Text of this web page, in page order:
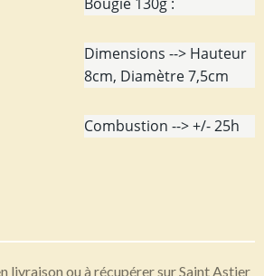
Dimensions --> Hauteur
8cm, Diamètre 7,5cm
Combustion --> +/- 25h
livraison ou à récupérer sur Saint Astier